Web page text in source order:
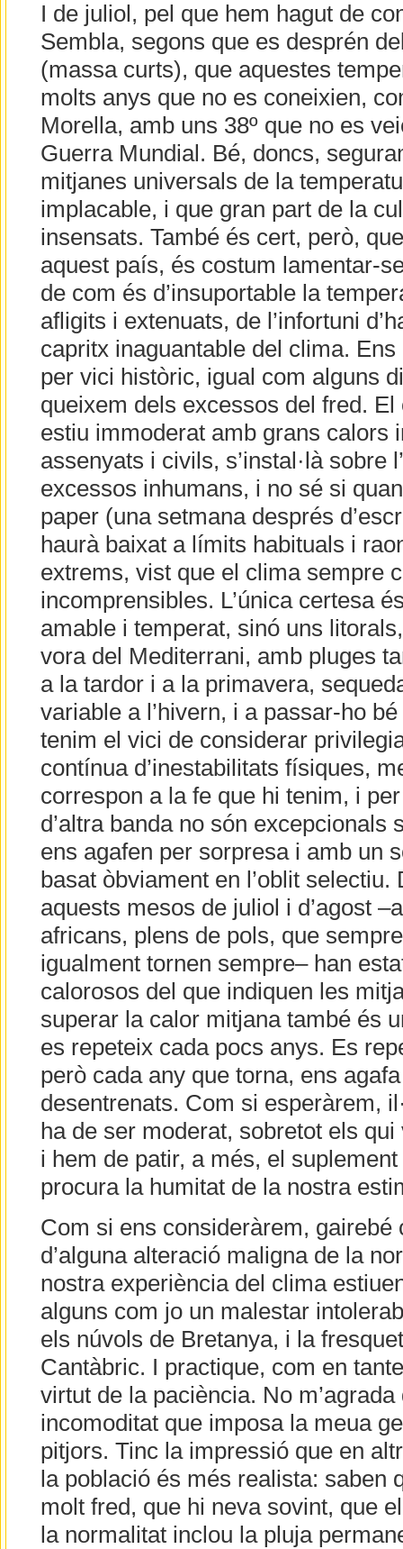
I de juliol, pel que hem hagut de
Sembla, segons que es desprén
(massa curts), que aquestes
molts anys que no es coneixien,
Morella, amb uns 38º que no es
Guerra Mundial. Bé, doncs,
mitjanes universals de la
implacable, i que gran part de la
insensats. També és cert, però,
aquest país, és costum lamentar-
de com és d’insuportable la
afligits i extenuats, de l’infortuni
capritx inaguantable del clima.
per vici històric, igual com alguns
queixem dels excessos del fred.
estiu immoderat amb grans calors
assenyats i civils, s’instal·là sobre
excessos inhumans, i no sé si
paper (una setmana després
haurà baixat a límits habituals i
extrems, vist que el clima sempre
incomprensibles. L’única certesa
amable i temperat, sinó uns
vora del Mediterrani, amb pluges
a la tardor i a la primavera,
variable a l’hivern, i a passar-ho
tenim el vici de considerar
contínua d’inestabilitats físiques,
correspon a la fe que hi tenim, i
d’altra banda no són excepcionals
ens agafen per sorpresa i amb un
basat òbviament en l’oblit selectiu.
aquests mesos de juliol i d’agost
africans, plens de pols, que
igualment tornen sempre– han
calorosos del que indiquen les
superar la calor mitjana també és
es repeteix cada pocs anys. Es
però cada any que torna, ens
desentrenats. Com si esperàrem,
ha de ser moderat, sobretot els
i hem de patir, a més, el
procura la humitat de la nostra
Com si ens consideràrem, gairebé
d’alguna alteració maligna de la
nostra experiència del clima
alguns com jo un malestar
els núvols de Bretanya, i la
Cantàbric. I practique, com en
virtut de la paciència. No
incomoditat que imposa la meua
pitjors. Tinc la impressió que en
la població és més realista: saben
molt fred, que hi neva sovint, que
la normalitat inclou la pluja